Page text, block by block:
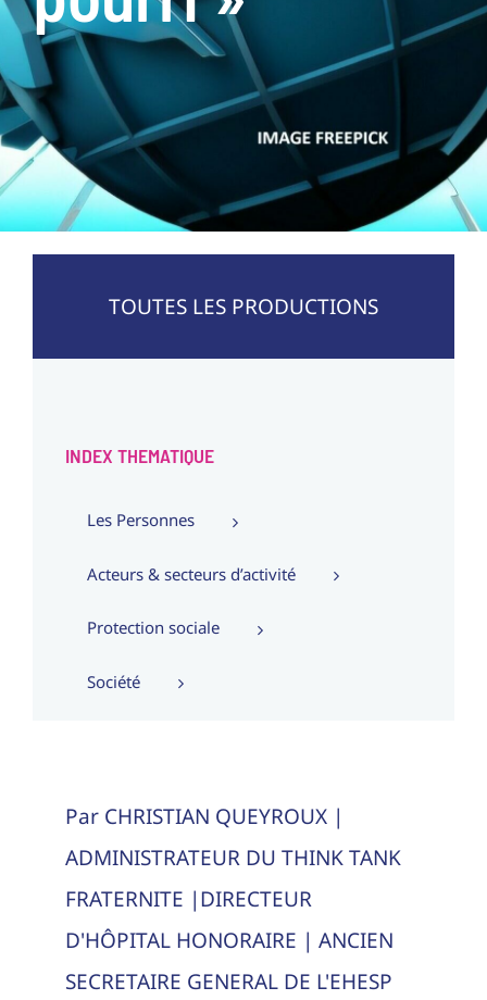
Par CHRISTIAN QUEYROUX |
ADMINISTRATEUR DU THINK TANK
FRATERNITE |DIRECTEUR
D'HÔPITAL HONORAIRE | ANCIEN
SECRETAIRE GENERAL DE L'EHESP
TOUTES LES PRODUCTIONS
INDEX THEMATIQUE
Les Personnes
Acteurs & secteurs d’activité
Protection sociale
Société